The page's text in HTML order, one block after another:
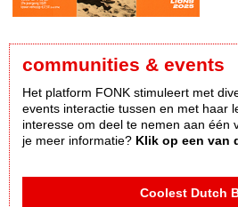
communities & events
Het platform FONK stimuleert met
events interactie tussen en met haar
interesse om deel te nemen aan één
je meer informatie? Klik op een van
Coolest Dutch